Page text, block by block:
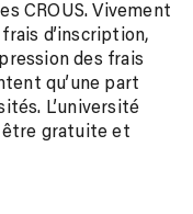
CROUS. Vivement
d’inscription,
des frais
qu’une part
L’université
être gratuite et